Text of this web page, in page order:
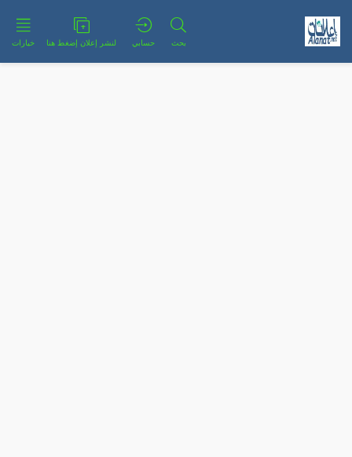
بحث حسابي لنشر إعلان إضغط هنا خيارات